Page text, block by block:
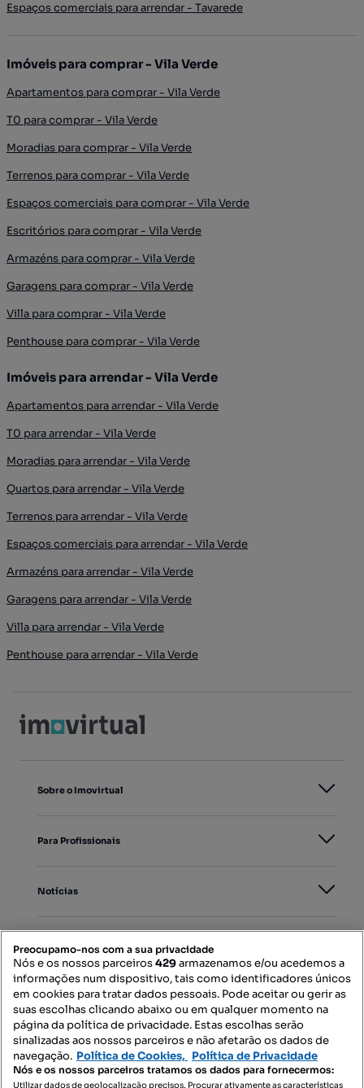
Espaços comerciais para arrendar - Tavarede
Imóveis para comprar - Vila Verde
Apartamentos para comprar - Vila Verde
T0 para comprar - Vila Verde
Moradias para comprar - Vila Verde
Terrenos para comprar - Vila Verde
Espaços comerciais para comprar - Vila Verde
Escritórios para comprar - Vila Verde
Armazéns para comprar - Vila Verde
Garagens para comprar - Vila Verde
Villa para comprar - Vila Verde
Penthouse para comprar - Vila Verde
Imóveis para arrendar - Vila Verde
Apartamentos para arrendar - Vila Verde
T0 para arrendar - Vila Verde
Moradias para arrendar - Vila Verde
Quartos para arrendar - Vila Verde
Terrenos para arrendar - Vila Verde
Espaços comerciais para arrendar - Vila Verde
Armazéns para arrendar - Vila Verde
Garagens para arrendar - Vila Verde
Villa para arrendar - Vila Verde
Penthouse para arrendar - Vila Verde
Sobre o Imovirtual
Para Profissionais
Notícias
Mapa do Site
Contacte-nos
Preocupamo-nos com a sua privacidade
Nós e os nossos parceiros429armazenamos e/ou acedemos a
informações num dispositivo, tais como identificadores únicos
em cookies para tratar dados pessoais. Pode aceitar ou gerir as
suas escolhas clicando abaixo ou em qualquer momento na
página da política de privacidade. Estas escolhas serão
sinalizadas aos nossos parceiros e não afetarão os dados de
navegação. Política de Cookies, Política de Privacidade
Nós e os nossos parceiros tratamos os dados para fornecermos:
Utilizar dados de geolocalização precisos. Procurar ativamente as características